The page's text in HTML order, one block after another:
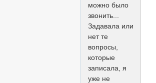
можно было
звонить...
Задавала или
нет те
вопросы,
которые
записала, я
уже не